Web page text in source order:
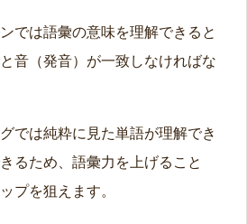
では語彙の意味を理解できると
音（発音）が一致しなければな
では純粋に見た単語が理解でき
るため、語彙力を上げること
プを狙えます。